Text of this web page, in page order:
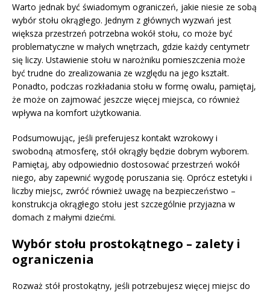
Warto jednak być świadomym ograniczeń, jakie niesie ze sobą
wybór stołu okrągłego. Jednym z głównych wyzwań jest
większa przestrzeń potrzebna wokół stołu, co może być
problematyczne w małych wnętrzach, gdzie każdy centymetr
się liczy. Ustawienie stołu w narożniku pomieszczenia może
być trudne do zrealizowania ze względu na jego kształt.
Ponadto, podczas rozkładania stołu w formę owalu, pamiętaj,
że może on zajmować jeszcze więcej miejsca, co również
wpływa na komfort użytkowania.
Podsumowując, jeśli preferujesz kontakt wzrokowy i
swobodną atmosferę, stół okrągły będzie dobrym wyborem.
Pamiętaj, aby odpowiednio dostosować przestrzeń wokół
niego, aby zapewnić wygodę poruszania się. Oprócz estetyki i
liczby miejsc, zwróć również uwagę na bezpieczeństwo –
konstrukcja okrągłego stołu jest szczególnie przyjazna w
domach z małymi dziećmi.
Wybór stołu prostokątnego – zalety i
ograniczenia
Rozważ stół prostokątny, jeśli potrzebujesz więcej miejsc do